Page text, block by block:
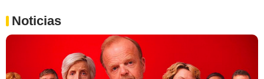
Noticias